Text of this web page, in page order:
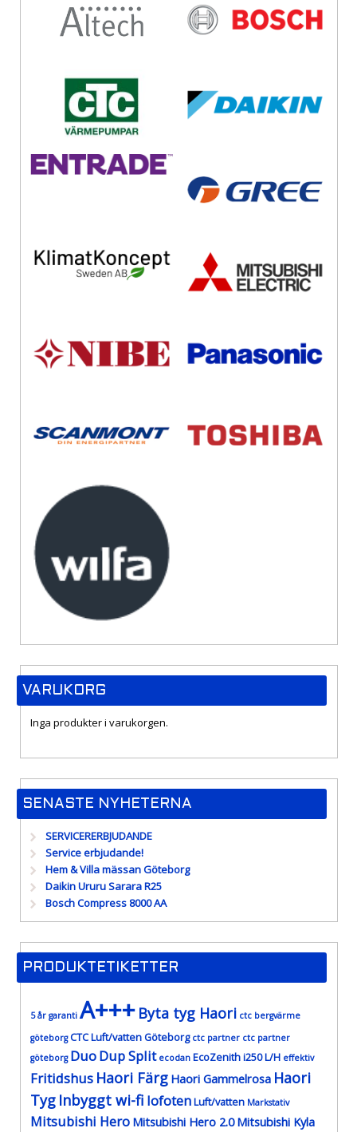
VARUKORG
Inga produkter i varukorgen.
SENASTE NYHETERNA
SERVICERERBJUDANDE
Service erbjudande!
Hem & Villa mässan Göteborg
Daikin Ururu Sarara R25
Bosch Compress 8000 AA
PRODUKTETIKETTER
5 år garanti A+++ Byta tyg Haori ctc bergvärme
göteborg CTC Luft/vatten Göteborg ctc partner ctc partner
göteborg DuoDup Split ecodan EcoZenith i250 L/H effektiv
Fritidshus Haori Färg Haori Gammelrosa Haori
Tyg Inbyggt wi-fi lofotenLuft/vatten Markstativ
Mitsubishi Hero Mitsubishi Hero 2.0 Mitsubishi Kyla